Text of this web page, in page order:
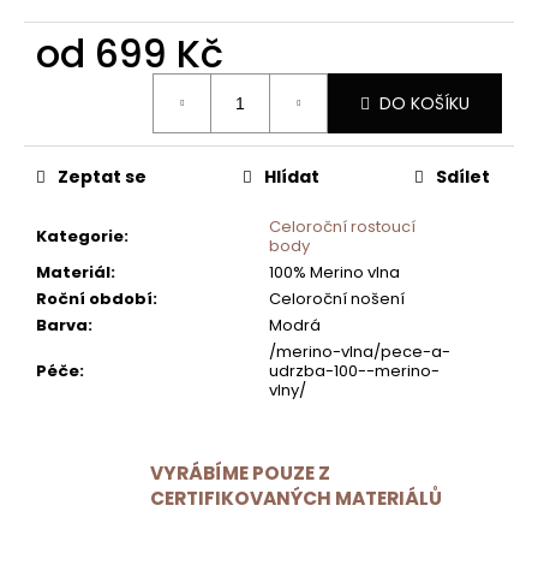
od 699 Kč
DO KOŠÍKU
Kategorie:
Celoroční rostoucí
body
Materiál:
100% Merino vlna
Roční období:
Celoroční nošení
Barva:
Modrá
Péče:
/merino-vlna/pece-a-
udrzba-100--merino-
vlny/
Zeptat se Hlídat Sdílet
VYRÁBÍME POUZE Z
CERTIFIKOVANÝCH MATERIÁLŮ